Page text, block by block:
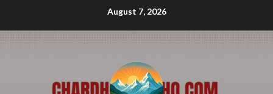
August 7, 2026